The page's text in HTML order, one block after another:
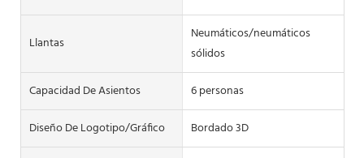
Llantas
Neumáticos/neumáticos
sólidos
Capacidad De Asientos
6 personas
Diseño De Logotipo/gráfico
Bordado 3D